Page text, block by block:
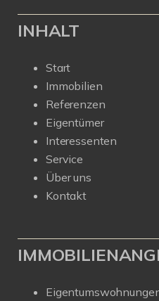
INHALT
Start
Immobilien
Referenzen
Eigentümer
Interessenten
Service
Über uns
Kontakt